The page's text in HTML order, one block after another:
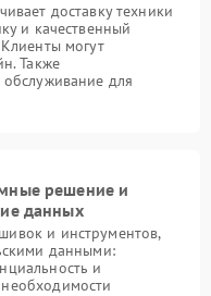
доставку техники
и качественный
могут
Также
обслуживание для
решение и
данных
и инструментов,
данными:
и